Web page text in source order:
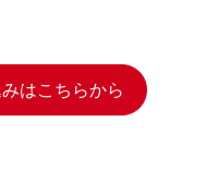
はこちらから